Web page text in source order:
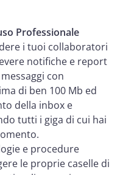
Professionale
i tuoi collaboratori
notifiche e report
con
di ben 100 Mb ed
della inbox e
tutti i giga di cui hai
e procedure
le proprie caselle di